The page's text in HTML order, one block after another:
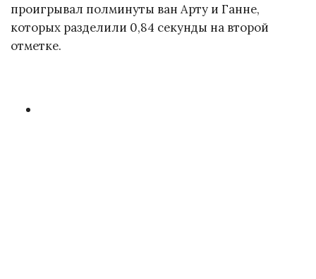
проигрывал полминуты ван Арту и Ганне,
которых разделили 0,84 секунды на второй
отметке.